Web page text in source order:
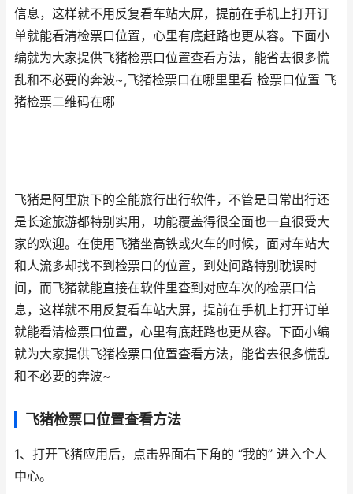
信息，这样就不用反复看车站大屏，提前在手机上打开订
单就能看清检票口位置，心里有底赶路也更从容。下面小
编就为大家提供飞猪检票口位置查看方法，能省去很多慌
乱和不必要的奔波~,飞猪检票口在哪里里看 检票口位置 飞
猪检票二维码在哪
飞猪是阿里旗下的全能旅行出行软件，不管是日常出行还
是长途旅游都特别实用，功能覆盖得很全面也一直很受大
家的欢迎。在使用飞猪坐高铁或火车的时候，面对车站大
和人流多却找不到检票口的位置，到处问路特别耽误时
间，而飞猪就能直接在软件里查到对应车次的检票口信
息，这样就不用反复看车站大屏，提前在手机上打开订单
就能看清检票口位置，心里有底赶路也更从容。下面小编
就为大家提供飞猪检票口位置查看方法，能省去很多慌乱
和不必要的奔波~
飞猪检票口位置查看方法
1、打开飞猪应用后，点击界面右下角的 “我的” 进入个人
中心。